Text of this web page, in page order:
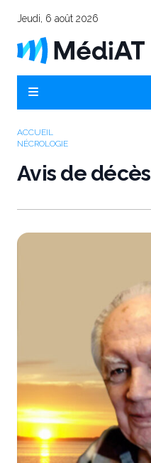
Jeudi, 6 août 2026
ACCUEIL
NÉCROLOGIE
Avis de décès